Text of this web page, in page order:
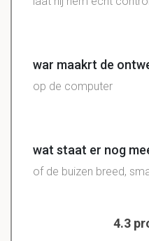
war maakrt de
op de computer
wat staat er nog
of de buizen breed,
4.3